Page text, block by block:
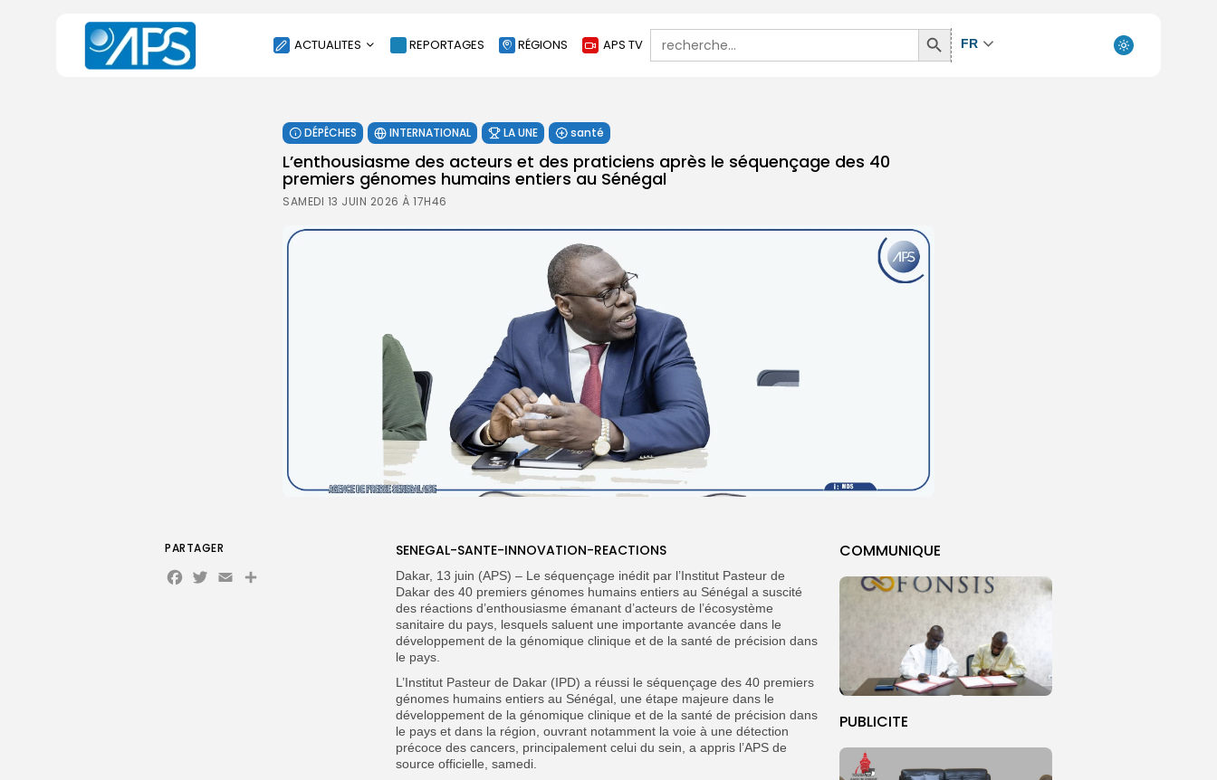
ACTUALITES
SOCIÉTÉ
ÉCONOMIE
CULTURE
ENVIRONNEMENT
REPORTAGES RÉGIONS APS TV
Search
for:
Search
Button
FR
DÉPÊCHES INTERNATIONAL LA UNE santé
L’enthousiasme des acteurs et des praticiens après le séquençage des 40
premiers génomes humains entiers au Sénégal
SAMEDI 13 JUIN 2026 À 17H46
COMMUNIQUE
PUBLICITE
SENEGAL-SANTE-INNOVATION-REACTIONS
Dakar, 13 juin (APS) – Le séquençage inédit par l’Institut Pasteur de
Dakar des 40 premiers génomes humains entiers au Sénégal a suscité
des réactions d’enthousiasme émanant d’acteurs de l’écosystème
sanitaire du pays, lesquels saluent une importante avancée dans le
développement de la génomique clinique et de la santé de précision dans
le pays.
L’Institut Pasteur de Dakar (IPD) a réussi le séquençage des 40 premiers
génomes humains entiers au Sénégal, une étape majeure dans le
développement de la génomique clinique et de la santé de précision dans
le pays et dans la région, ouvrant notamment la voie à une détection
précoce des cancers, principalement celui du sein, a appris l’APS de
source officielle, samedi.
PARTAGER
Facebook
Twitter
Email